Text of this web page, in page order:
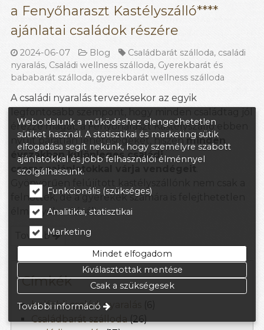
a Fenyőharaszt Kastélyszálló****
ajánlatai családok részére
2024-06-07 Blog Családbarát szálloda, családi
nyaralás, Családi wellness szálloda, Gyerekbarát és
bababarát szálloda, gyerekbarát wellness szálloda
A családi nyaralás tervezésekor az egyik
érezze magát; a Fenyőharaszt Kastélyszálló ebben
nyújt páratlan lehetőségeket, hiszen minden
évszakban különleges családi
csomagajánlatokkal várja vendégeit
Gyönyörűen felújított kastélyszállónk nem csak a
felnőttek, de a gyerekek számára is felejthetetlen
élményeket kínál!
Tovább
Címkék
belföldi családi nyaralás
Weboldalunk a működéshez elengedhetetlen
sütiket használ. A statisztikai és marketing sütik
elfogadása segít nekünk, hogy személyre szabott
ajánlatokkal és jobb felhasználói élménnyel
szolgálhassunk.
Funkcionális (szükséges)
Analitikai, statisztikai
Marketing
Mindet elfogadom
Kiválasztottak mentése
Csak a szükségesek
További információ